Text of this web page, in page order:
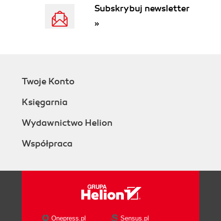
Subskrybuj newsletter
»
Twoje Konto
Księgarnia
Wydawnictwo Helion
Współpraca
Onepress.pl Sensus.pl